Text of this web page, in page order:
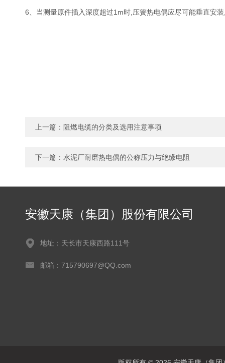
6、当测量原件插入深度超过1m时,压簧热电偶应尽可能垂直安
上一篇： 阻燃电缆的分类及选用注意事项
下一篇： 水泥厂耐磨热电偶的公称压力与绝缘电阻
安徽天康（集团）股份有限公司
地址：天长市天康西路111号
邮箱：715790697@QQ.com